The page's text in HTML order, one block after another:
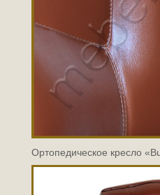
Ортопедическое кресло